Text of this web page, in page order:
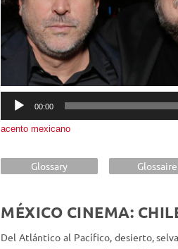
Reproductor
audio
00:00
acento mexicano
Glossary Glossaire
MÉXICO CINEMA:
Del Atlántico al Pacífico, desierto,